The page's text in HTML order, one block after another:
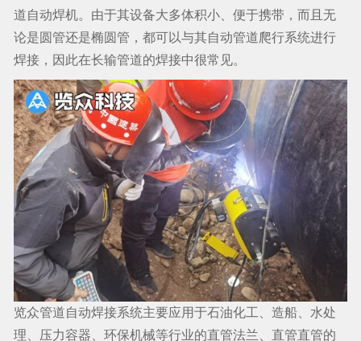
道自动焊机。由于其设备大多体积小、便于携带，而且无
论是圆管还是椭圆管，都可以与其自动管道爬行系统进行
焊接，因此在长输管道的焊接中很常见。
览众管道自动焊接系统主要应用于石油化工、造船、水处
理、压力容器、环保机械等行业的直管法兰、直管直管的